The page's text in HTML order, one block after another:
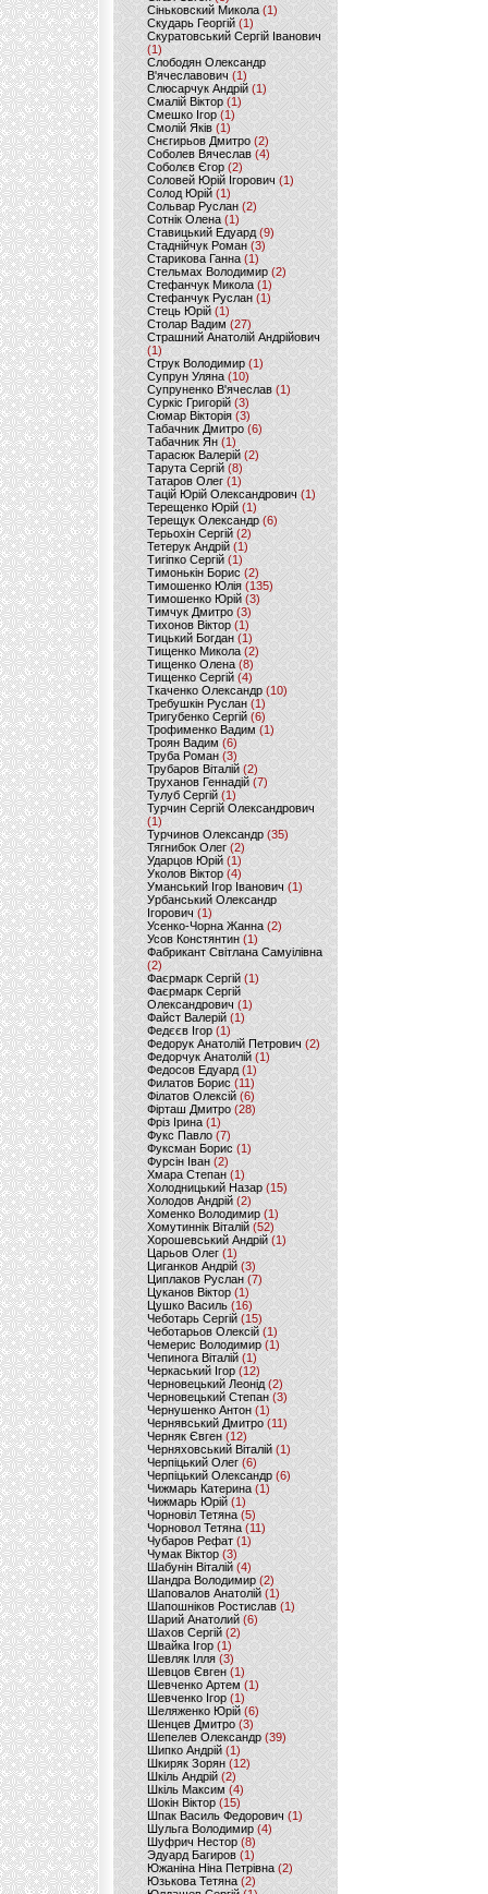
Сіньковский Микола(1)
Скударь Георгій (1)
Скуратовський Сергій Іванович
(1)
Слободян Олександр
В'ячеславович(1)
Слюсарчук Андрій(1)
Смалій Віктор (1)
Смешко Ігор (1)
Смолій Яків (1)
Снєгирьов Дмитро (2)
Соболев Вячеслав (4)
Соболєв Єгор(2)
Соловей Юрій Ігорович (1)
Солод Юрій (1)
Сольвар Руслан (2)
Сотнік Олена(1)
Ставицький Едуард (9)
Стаднійчук Роман(3)
Старикова Ганна (1)
Стельмах Володимир(2)
Стефанчук Микола (1)
Стефанчук Руслан (1)
Стець Юрій (1)
Столар Вадим(27)
Страшний Анатолій Андрійович
(1)
Струк Володимир (1)
Супрун Уляна (10)
Супруненко В'ячеслав (1)
Суркіс Григорій (3)
Сюмар Вікторія (3)
Табачник Дмитро (6)
Табачник Ян(1)
Тарасюк Валерій (2)
Тарута Сергій (8)
Татаров Олег(1)
Тацій Юрій Олександрович(1)
Терещенко Юрій(1)
Терещук Олександр(6)
Терьохін Сергій (2)
Тетерук Андрій (1)
Тигіпко Сергій(1)
Тимонькін Борис (2)
Тимошенко Юлія (135)
Тимошенко Юрій(3)
Тимчук Дмитро (3)
Тихонов Віктор (1)
Тицький Богдан (1)
Тищенко Микола (2)
Тищенко Олена (8)
Тищенко Сергій (4)
Ткаченко Олександр (10)
Требушкін Руслан (1)
Тригубенко Сергій(6)
Трофименко Вадим (1)
Троян Вадим (6)
Труба Роман(3)
Трубаров Віталій (2)
Труханов Геннадій (7)
Тулуб Сергій(1)
Турчин Сергій Олександрович
(1)
Турчинов Олександр(35)
Тягнибок Олег (2)
Ударцов Юрій (1)
Уколов Віктор(4)
Уманський Ігор Іванович(1)
Урбанський Олександр
Ігорович (1)
Усенко-Чорна Жанна (2)
Усов Констянтин(1)
Фабрикант Світлана Самуілівна
(2)
Фаєрмарк Сергій(1)
Фаєрмарк Сергій
Олександрович (1)
Файст Валерій(1)
Федєєв Ігор (1)
Федорук Анатолій Петрович (2)
Федорчук Анатолій (1)
Федосов Едуард (1)
Филатов Борис (11)
Філатов Олексій (6)
Фірташ Дмитро (28)
Фріз Ірина (1)
Фукс Павло (7)
Фуксман Борис (1)
Фурсін Іван (2)
Хмара Степан(1)
Холодницький Назар(15)
Холодов Андрій (2)
Хоменко Володимир (1)
Хомутиннік Віталій (52)
Хорошевський Андрій (1)
Царьов Олег (1)
Циганков Андрій (3)
Циплаков Руслан(7)
Цуканов Віктор (1)
Цушко Василь (16)
Чеботарь Сергій (15)
Чеботарьов Олексій (1)
Чемерис Володимир (1)
Чепинога Віталій (1)
Черкаський Ігор (12)
Черновецький Леонід(2)
Черновецький Степан (3)
Чернушенко Антон (1)
Чернявський Дмитро(11)
Черняк Євген(12)
Черняховський Віталій (1)
Черпіцький Олег (6)
Черпіцький Олександр (6)
Чижмарь Катерина (1)
Чижмарь Юрій (1)
Чорновіл Тетяна (5)
Чорновол Тетяна (11)
Чубаров Рефат (1)
Чумак Віктор(3)
Шабунін Віталій (4)
Шандра Володимир (2)
Шаповалов Анатолій(1)
Шапошніков Ростислав(1)
Шарий Анатолий(6)
Шахов Сергій(2)
Швайка Ігор (1)
Шевляк Ілля (3)
Шевцов Євген (1)
Шевченко Артем(1)
Шевченко Ігор(1)
Шеляженко Юрій (6)
Шенцев Дмитро (3)
Шепелев Олександр (39)
Шипко Андрій(1)
Шкиряк Зорян(12)
Шкіль Андрій(2)
Шкіль Максим (4)
Шокін Віктор (15)
Шпак Василь Федорович (1)
Шульга Володимир (4)
Шуфрич Нестор(8)
Эдуард Багиров (1)
Южаніна Ніна Петрівна (2)
Юзькова Тетяна(2)